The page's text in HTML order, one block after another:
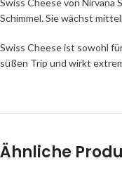
Schimmel. Sie wächst
Swiss Cheese ist sowohl
süßen Trip und wirkt
Ähnliche